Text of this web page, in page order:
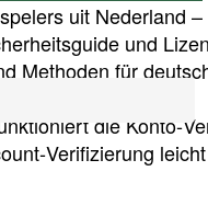
uit Nederland
und
Methoden für
im Überblick
die